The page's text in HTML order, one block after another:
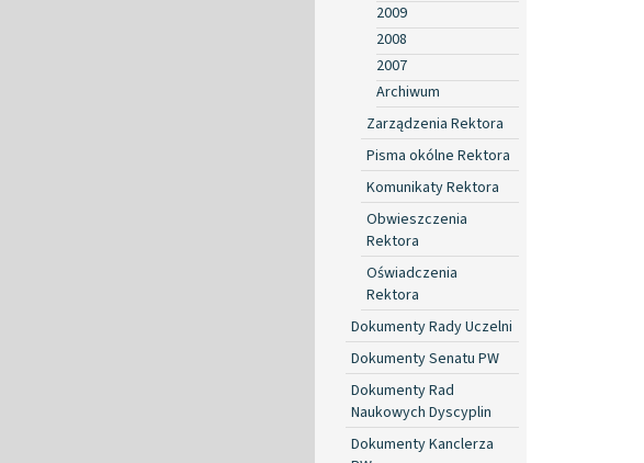
2009
2008
2007
Archiwum
Zarządzenia Rektora
Pisma okólne Rektora
Komunikaty Rektora
Obwieszczenia
Rektora
Oświadczenia
Rektora
Dokumenty Rady Uczelni
Dokumenty Senatu PW
Dokumenty Rad
Naukowych Dyscyplin
Dokumenty Kanclerza